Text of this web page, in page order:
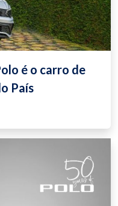
é o carro de
País